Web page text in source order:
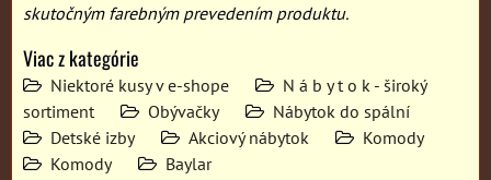
skutočným farebným prevedením produktu.
Viac z kategórie
Niektoré kusy v e-shope
N á b y t o k - široký
sortiment
Obývačky
Nábytok do spální
Detské izby
Akciový nábytok
Komody
Komody
Baylar